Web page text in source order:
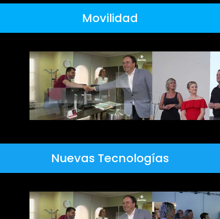
Movilidad
Nuevas Tecnologías